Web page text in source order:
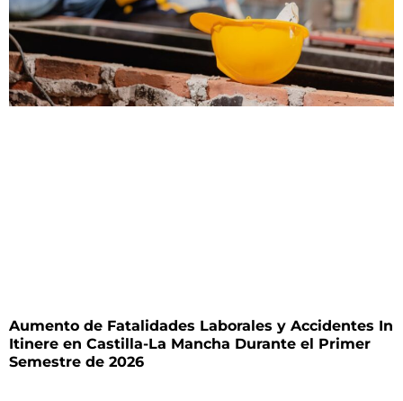
Aumento de Fatalidades Laborales y Accidentes In
Itinere en Castilla-La Mancha Durante el Primer
Semestre de 2026